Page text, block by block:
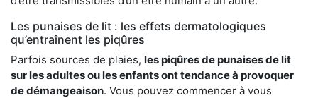
Les punaises de lit : les effets dermatologiques
qu’entraînent les piqûres
Parfois sources de plaies, les piqûres de punaises de lit
sur les adultes ou les enfants ont tendance à provoquer
de démangeaison. Vous pouvez commencer à vous